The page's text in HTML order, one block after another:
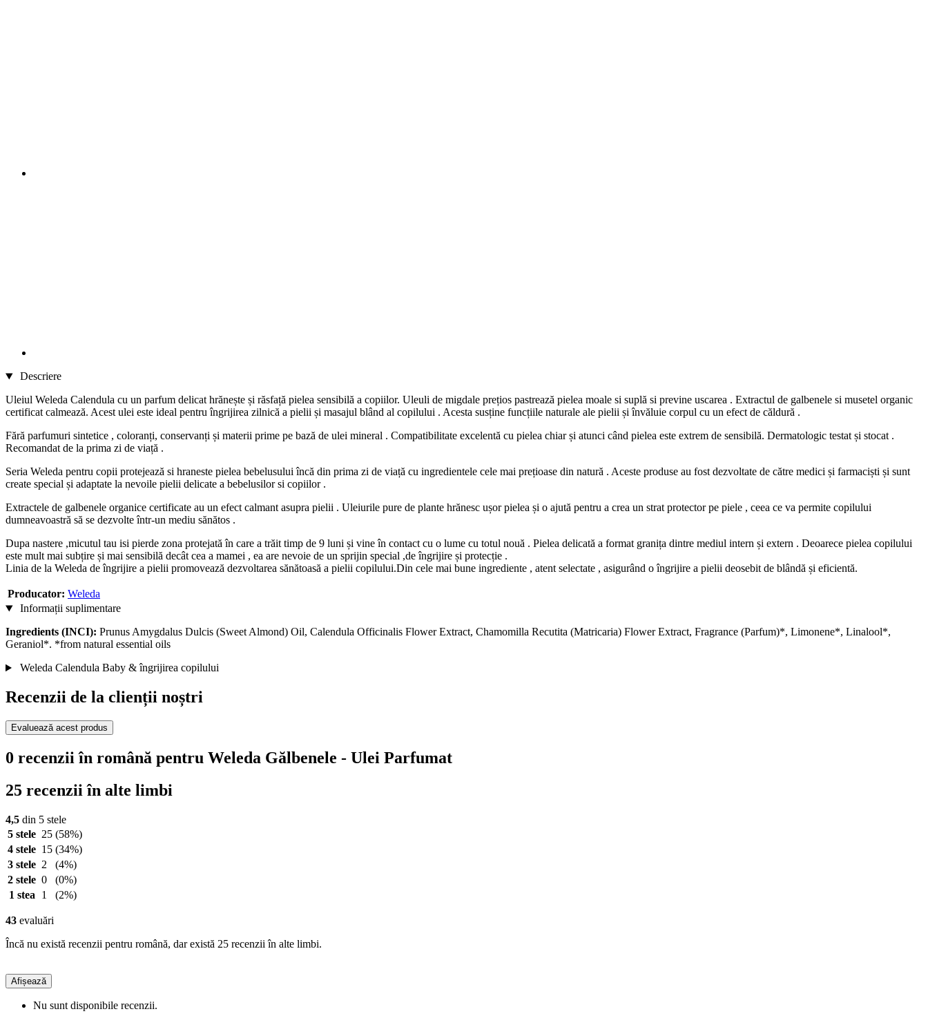
Descriere
Uleiul Weleda Calendula cu un parfum delicat hrănește și răsfață pielea sensibilă a copiilor. Uleuli de migdale prețios pastrează pielea moale si suplă si previne uscarea . Extractul de galbenele si musetel organic
certificat calmează. Acest ulei este ideal pentru îngrijirea zilnică a pielii și masajul blând al copilului . Acesta susține funcțiile naturale ale pielii și învăluie corpul cu un efect de căldură .
Fără parfumuri sintetice , coloranți, conservanți și materii prime pe bază de ulei mineral . Compatibilitate excelentă cu pielea chiar și atunci când pielea este extrem de sensibilă. Dermatologic testat și stocat .
Recomandat de la prima zi de viață .
Seria Weleda pentru copii protejează si hraneste pielea bebelusului încă din prima zi de viață cu ingredientele cele mai prețioase din natură . Aceste produse au fost dezvoltate de către medici și farmaciști și sunt
create special și adaptate la nevoile pielii delicate a bebelusilor si copiilor .
Extractele de galbenele organice certificate au un efect calmant asupra pielii . Uleiurile pure de plante hrănesc ușor pielea și o ajută pentru a crea un strat protector pe piele , ceea ce va permite copilului
dumneavoastră să se dezvolte într-un mediu sănătos .
Dupa nastere ,micutul tau isi pierde zona protejată în care a trăit timp de 9 luni și vine în contact cu o lume cu totul nouă . Pielea delicată a format granița dintre mediul intern și extern . Deoarece pielea copilului
este mult mai subțire și mai sensibilă decât cea a mamei , ea are nevoie de un sprijin special ,de îngrijire și protecție .
Linia de la Weleda de îngrijire a pielii promovează dezvoltarea sănătoasă a pielii copilului.Din cele mai bune ingrediente , atent selectate , asigurând o îngrijire a pielii deosebit de blândă și eficientă.
Producator: Weleda
Informații suplimentare
Ingredients (INCI): Prunus Amygdalus Dulcis (Sweet Almond) Oil, Calendula Officinalis Flower Extract, Chamomilla Recutita (Matricaria) Flower Extract, Fragrance (Parfum)*, Limonene*, Linalool*,
Geraniol*. *from natural essential oils
Weleda Calendula Baby & îngrijirea copilului
Recenzii de la clienții noștri
Evaluează acest produs
0 recenzii în română pentru Weleda Gălbenele - Ulei Parfumat
25 recenzii în alte limbi
4,5 din 5 stele
5 stele 25 (58%)
4 stele 15 (34%)
3 stele 2
(4%)
2 stele 0
(0%)
1 stea
1 (2%)
43 evaluări
Încă nu există recenzii pentru română, dar există 25 recenzii în alte limbi.
Afișează
Nu sunt disponibile recenzii.